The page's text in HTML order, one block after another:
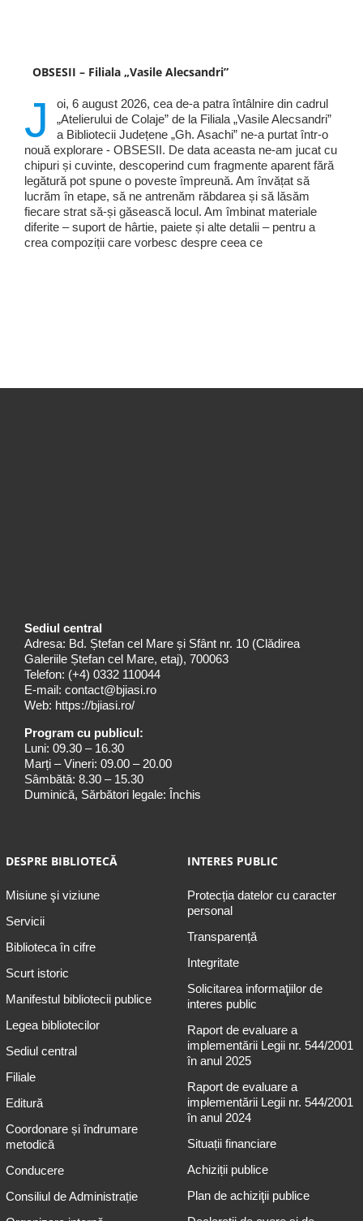
OBSESII – Filiala „Vasile Alecsandri”
J
oi, 6 august 2026, cea de-a patra întâlnire din cadrul
„Atelierului de Colaje” de la Filiala „Vasile Alecsandri”
a Bibliotecii Județene „Gh. Asachi” ne-a purtat într-o
nouă explorare - OBSESII. De data aceasta ne-am jucat cu
chipuri și cuvinte, descoperind cum fragmente aparent fără
legătură pot spune o poveste împreună. Am învățat să
lucrăm în etape, să ne antrenăm răbdarea și să lăsăm
fiecare strat să-și găsească locul. Am îmbinat materiale
diferite – suport de hârtie, paiete și alte detalii – pentru a
crea compoziții care vorbesc despre ceea ce
Sediul central
Adresa: Bd. Ștefan cel Mare și Sfânt nr. 10 (Clădirea
Galeriile Ștefan cel Mare, etaj), 700063
Telefon: (+4) 0332 110044
E-mail: contact@bjiasi.ro
Web: https://bjiasi.ro/
Program cu publicul:
Luni: 09.30 – 16.30
Marți – Vineri: 09.00 – 20.00
Sâmbătă: 8.30 – 15.30
Duminică, Sărbători legale: Închis
DESPRE BIBLIOTECĂ
Misiune şi viziune
Servicii
Biblioteca în cifre
Scurt istoric
Manifestul bibliotecii publice
Legea bibliotecilor
Sediul central
Filiale
Editură
Coordonare și îndrumare
metodică
Conducere
Consiliul de Administrație
INTERES PUBLIC
Protecția datelor cu caracter
personal
Transparență
Integritate
Solicitarea informaţiilor de
interes public
Raport de evaluare a
implementării Legii nr. 544/2001
în anul 2025
Raport de evaluare a
implementării Legii nr. 544/2001
în anul 2024
Situații financiare
Achiziții publice
Plan de achiziţii publice